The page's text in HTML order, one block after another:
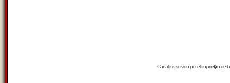
Canalrssservido por eltrujam�nde